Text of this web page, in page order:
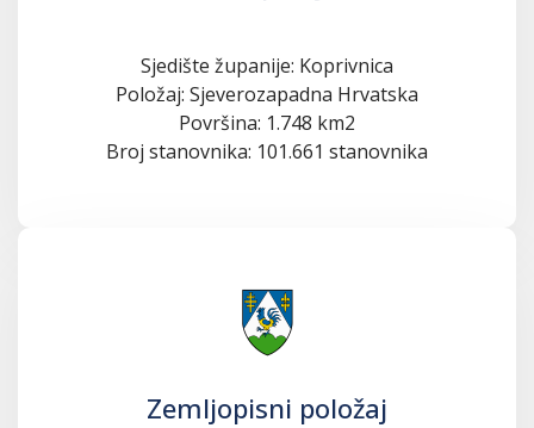
Sjedište županije: Koprivnica
Položaj: Sjeverozapadna Hrvatska
Površina: 1.748 km2
Broj stanovnika: 101.661 stanovnika
Zemljopisni položaj